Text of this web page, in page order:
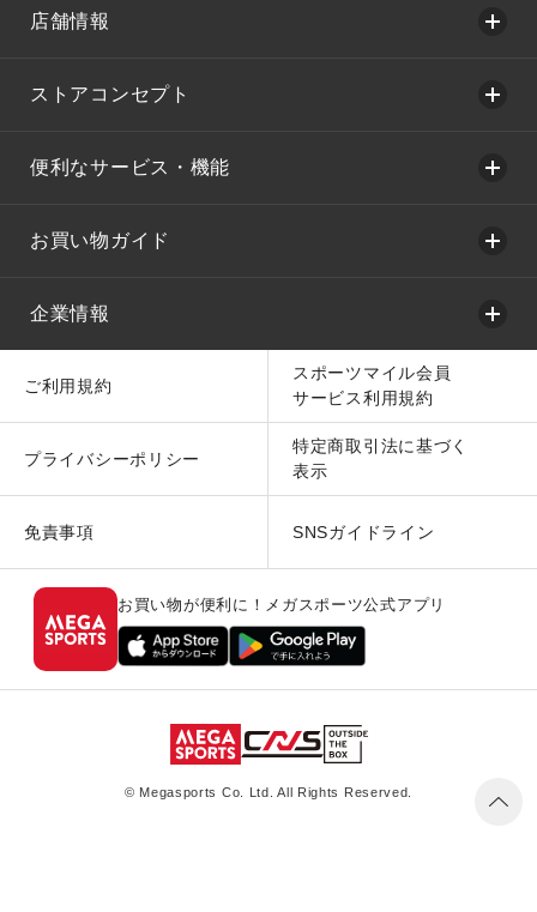
店舗情報
ストアコンセプト
便利なサービス・機能
お買い物ガイド
企業情報
ご利用規約
スポーツマイル会員
サービス利用規約
プライバシーポリシー
特定商取引法に基づく
表示
免責事項 SNSガイドライン
お買い物が便利に！メガスポーツ公式アプリ
© Megasports Co. Ltd. All Rights Reserved.